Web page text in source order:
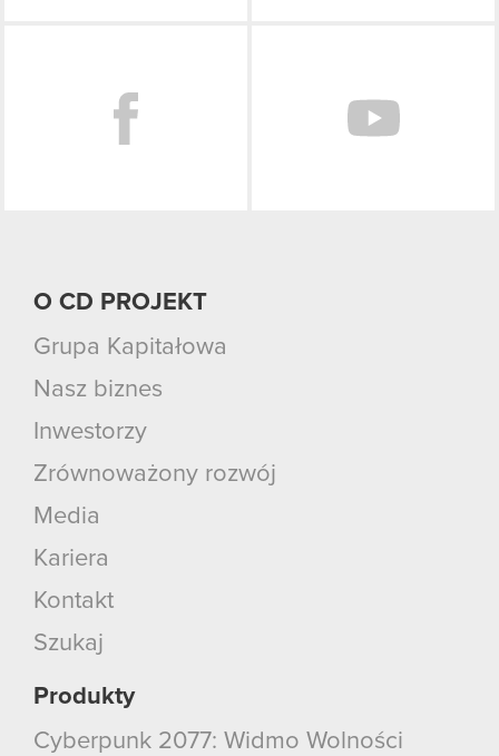
O CD PROJEKT
Grupa Kapitałowa
Nasz biznes
Inwestorzy
Zrównoważony rozwój
Media
Kariera
Kontakt
Szukaj
Produkty
Cyberpunk 2077: Widmo Wolności